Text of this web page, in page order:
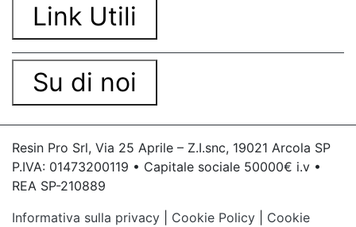
Link Utili
Su di noi
Resin Pro Srl, Via 25 Aprile – Z.I.snc, 19021 Arcola SP
P.IVA: 01473200119 • Capitale sociale 50000€ i.v •
REA SP-210889
Informativa sulla privacy
Cookie Policy
Cookie